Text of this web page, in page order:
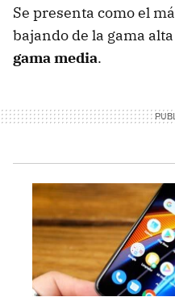
Se presenta como el
bajando de la gama
gama media.